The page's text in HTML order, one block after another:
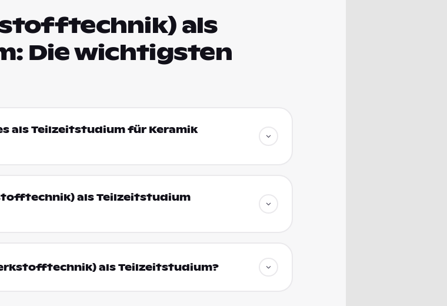
als
Die wichtigsten
als Teilzeitstudium für Keramik
als Teilzeitstudium
als Teilzeitstudium?